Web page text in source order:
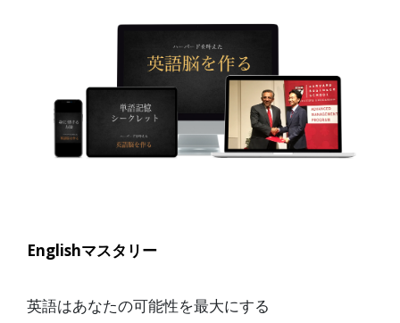
Englishマスタリー
英語はあなたの可能性を最大にする